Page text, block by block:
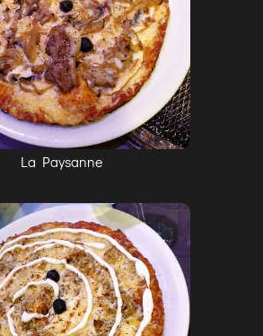
La Paysanne